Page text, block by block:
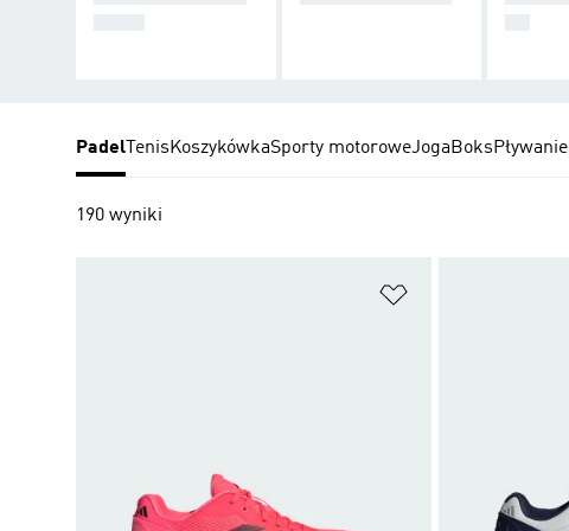
PadelTenisKoszykówkaSporty motoroweJogaBoksPływanie
190 wyniki